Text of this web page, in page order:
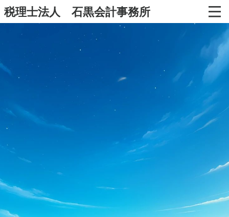
税理士法人 石黒会計事務所